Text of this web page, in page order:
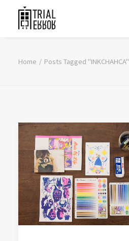
Home Posts Tagged "INKCHAHCA"